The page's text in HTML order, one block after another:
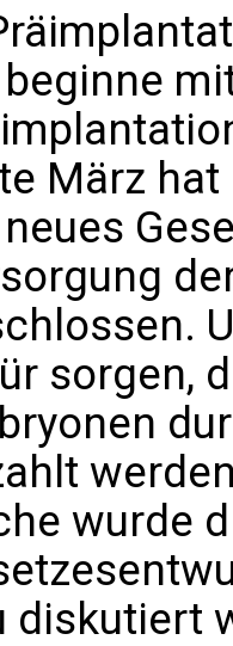
März
sorgen,
wurde
diskutiert